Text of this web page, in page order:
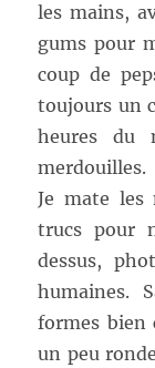
les mains,
gums pour
coup de
toujours un
heures du
merdouilles.
Je mate les
trucs pour
dessus,
humaines.
formes bien
un peu